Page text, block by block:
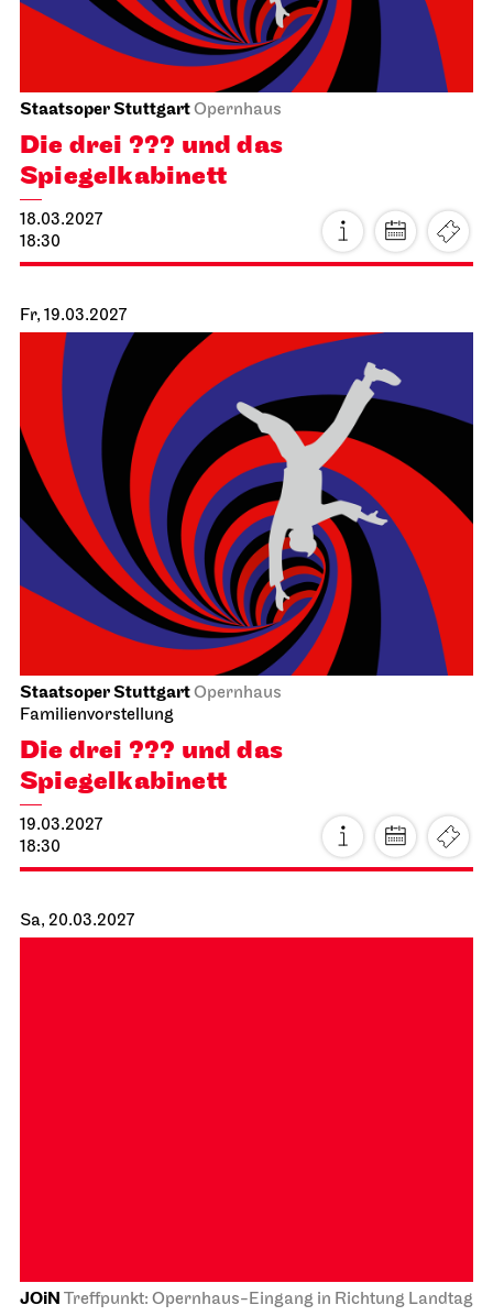
Staatsoper StuttgartOpernhaus
Die drei ??? und das
Spiegelkabinett
18.03.2027
18:30
Fr, 19.03.2027
Staatsoper StuttgartOpernhaus
Familienvorstellung
Die drei ??? und das
Spiegelkabinett
19.03.2027
18:30
Sa, 20.03.2027
JOiN Treffpunkt: Opernhaus-Eingang in Richtung Landtag